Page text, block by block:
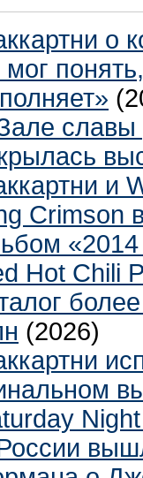
о
мог
славы
и
Crimson
Hot Chili
(2026)